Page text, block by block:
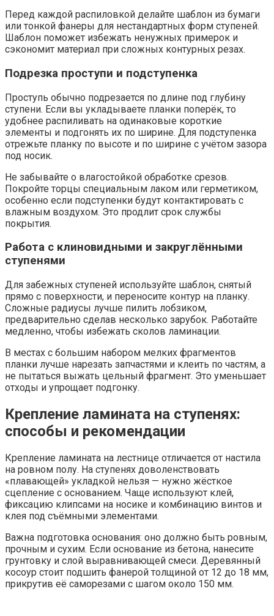
Перед каждой распиловкой делайте шаблон из бумаги
или тонкой фанеры для нестандартных форм ступеней.
Шаблон поможет избежать ненужных примерок и
сэкономит материал при сложных контурных резах.
Подрезка проступи и подступенка
Проступь обычно подрезается по длине под глубину
ступени. Если вы укладываете планки поперёк, то
удобнее распиливать на одинаковые короткие
элементы и подгонять их по ширине. Для подступенка
отрежьте планку по высоте и по ширине с учётом зазора
под носик.
Не забывайте о влагостойкой обработке срезов.
Покройте торцы специальным лаком или герметиком,
особенно если подступенки будут контактировать с
влажным воздухом. Это продлит срок службы
покрытия.
Работа с клиновидными и закруглёнными
ступенями
Для забежных ступеней используйте шаблон, снятый
прямо с поверхности, и переносите контур на планку.
Сложные радиусы лучше пилить лобзиком,
предварительно сделав несколько зарубок. Работайте
медленно, чтобы избежать сколов ламинации.
В местах с большим набором мелких фрагментов
планки лучше нарезать запчастями и клеить по частям, а
не пытаться выжать цельный фрагмент. Это уменьшает
отходы и упрощает подгонку.
Крепление ламината на ступенях:
способы и рекомендации
Крепление ламината на лестнице отличается от настила
на ровном полу. На ступенях доволенствовать
«плавающей» укладкой нельзя — нужно жёсткое
сцепление с основанием. Чаще используют клей,
фиксацию клипсами на носике и комбинацию винтов и
клея под съёмными элементами.
Важна подготовка основания: оно должно быть ровным,
прочным и сухим. Если основание из бетона, нанесите
грунтовку и слой выравнивающей смеси. Деревянный
косоур стоит подшить фанерой толщиной от 12 до 18 мм,
прикрутив её саморезами с шагом около 150 мм.